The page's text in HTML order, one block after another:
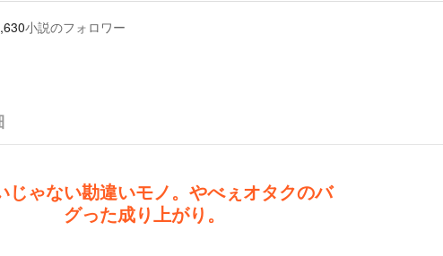
小説のフォロワー
じゃない勘違いモノ。やべぇオタクのバ
グった成り上がり。